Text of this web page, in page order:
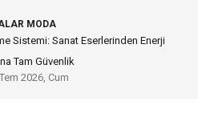
MODA
Teknik Uyumluluk ve Sürüş Konforu
2026, Cum